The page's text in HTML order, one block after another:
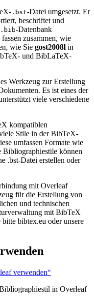
.bst-Datei umgesetzt. Er
beschriftet und
.bib-Datenbank
zusammen, wie
wie Sie gost2008l in
und BibLaTeX-
Werkzeug zur Erstellung
Es ist eines der
viele verschiedene
kompatiblen
Stile in der BibTeX-
umfassen Formate wie
können
.bst-Datei erstellen oder
mit Overleaf
für die Erstellung von
und technischen
mit BibTeX
bibtex.eu oder unsere
verwenden“
in Overleaf